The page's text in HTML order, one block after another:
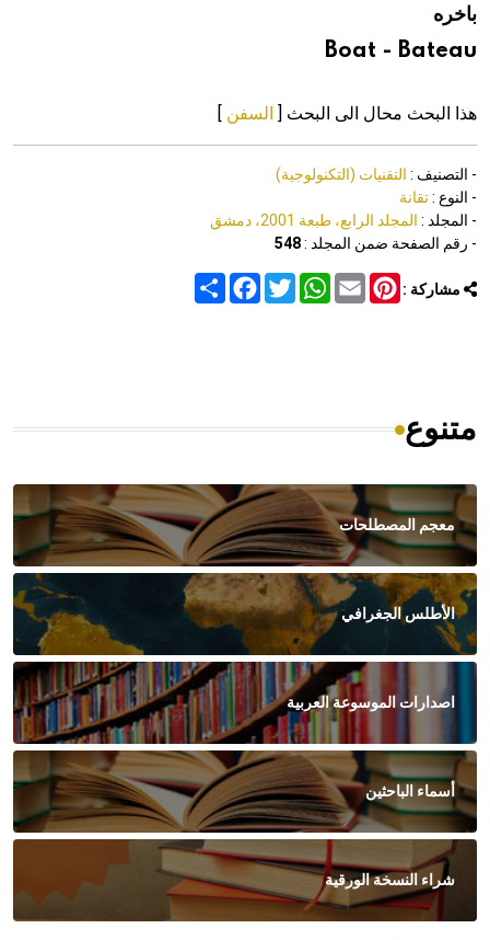
باخره
Boat - Bateau
هذا البحث محال الى البحث [ السفن
- التصنيف : التقنيات (التكنولوجية)
- النوع :تقانة
- المجلد : المجلد الرابع، طبعة 2001، دمشق
- رقم الصفحة ضمن المجلد :548
مشاركة : Share
FacebookTwitter
WhatsAppEmail
Pinterest
متنوع
معجم المصطلحات
الأطلس الجغرافي
اصدارات الموسوعة العربية
أسماء الباحثين
شراء النسخة الورقية